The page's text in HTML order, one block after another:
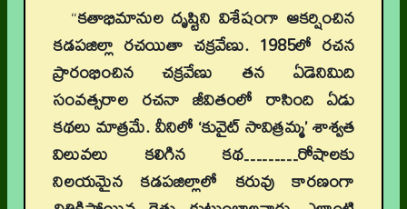
“కతాభిమానుల దృష్టిని విశేషంగా ఆకర్షించిన
కడపజిల్లా రచయితా చక్రవేణు. 1985లో రచన
ప్రారంభించిన చక్రవేణు తన ఏడెనిమిది
సంవత్సరాల రచనా జీవితంలో రాసింది ఏడు
కథలు మాత్రమే. వీనిలో ‘కువైట్ సావిత్రమ్మ’ శాశ్వత
విలువలు కలిగిన కథ………రోషాలకు
నిలయమైన కడపజిల్లాలో కరువు కారణంగా